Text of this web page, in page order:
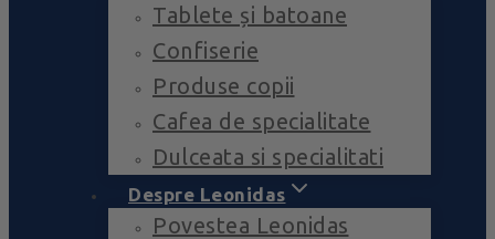
Tablete și batoane
Confiserie
Produse copii
Cafea de specialitate
Dulceata si specialitati
Despre Leonidas
Povestea Leonidas